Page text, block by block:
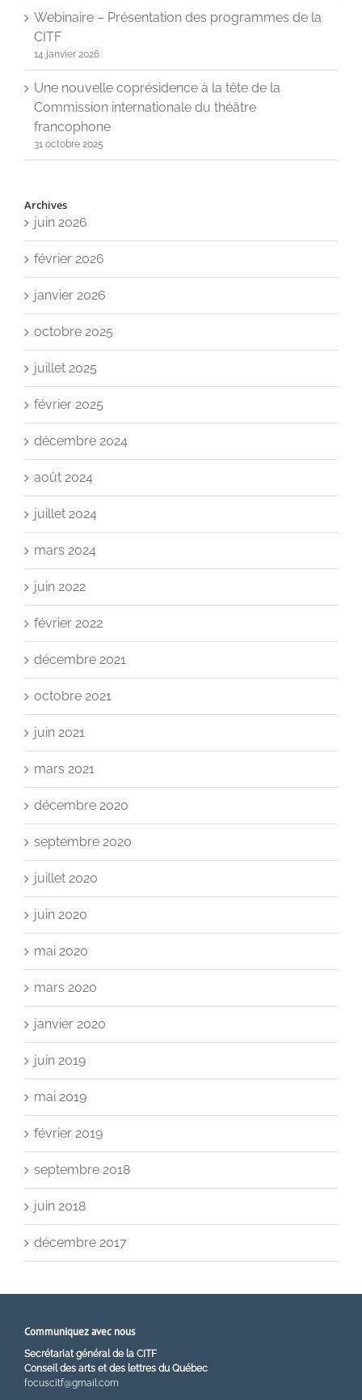
Webinaire – Présentation des programmes de la
CITF
14 janvier 2026
Une nouvelle coprésidence à la tête de la
Commission internationale du théâtre
francophone
31 octobre 2025
Archives
juin 2026
février 2026
janvier 2026
octobre 2025
juillet 2025
février 2025
décembre 2024
août 2024
juillet 2024
mars 2024
juin 2022
février 2022
décembre 2021
octobre 2021
juin 2021
mars 2021
décembre 2020
septembre 2020
juillet 2020
juin 2020
mai 2020
mars 2020
janvier 2020
juin 2019
mai 2019
février 2019
septembre 2018
juin 2018
décembre 2017
Communiquez avec nous
Secrétariat général de la CITF
Conseil des arts et des lettres du Québec
focuscitf@gmail.com